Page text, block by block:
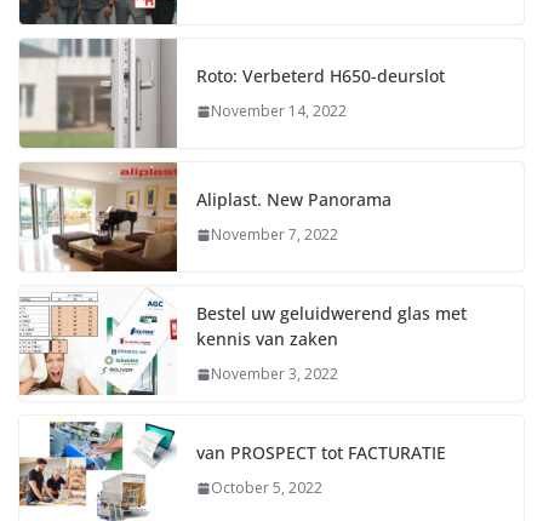
Roto: Verbeterd H650-deurslot
November 14, 2022
Aliplast. New Panorama
November 7, 2022
Bestel uw geluidwerend glas met
kennis van zaken
November 3, 2022
van PROSPECT tot FACTURATIE
October 5, 2022